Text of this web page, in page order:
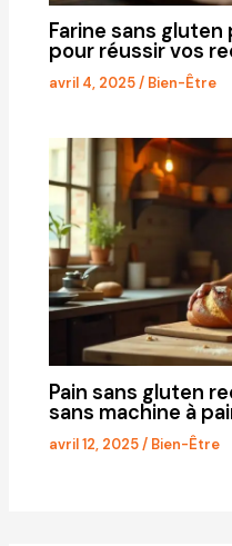
Farine sans
pour réussir vos
avril 4, 2025/ Bien-Être
Pain sans gluten
sans machine à
avril 12, 2025/ Bien-Être